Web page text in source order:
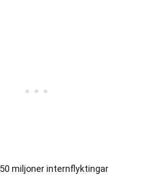
miljoner internflyktingar